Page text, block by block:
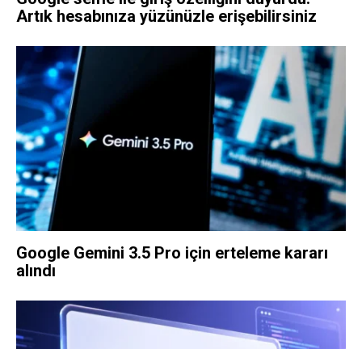
Artık hesabınıza yüzünüzle erişebilirsiniz
Google Gemini 3.5 Pro için erteleme kararı
alındı